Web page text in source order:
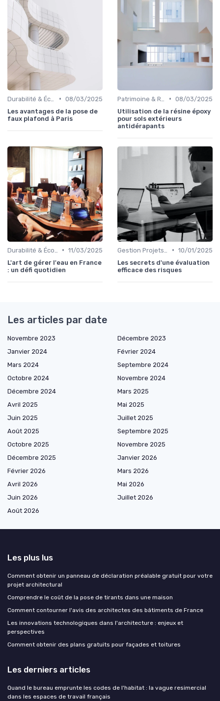
• 08/03/2025
Les avantages de la pose de
faux plafond à Paris
• 08/03/2025
Utilisation de la résine époxy
pour sols extérieurs
antidérapants
• 11/03/2025
L'art de gérer l'eau en France
: un défi quotidien
• 10/01/2025
Les secrets d'une évaluation
efficace des risques
Les articles par date
Novembre 2023
Décembre 2023
Janvier 2024
Février 2024
Mars 2024
Septembre 2024
Octobre 2024
Novembre 2024
Décembre 2024
Mars 2025
Avril 2025
Mai 2025
Juin 2025
Juillet 2025
Août 2025
Septembre 2025
Octobre 2025
Novembre 2025
Décembre 2025
Janvier 2026
Février 2026
Mars 2026
Avril 2026
Mai 2026
Juin 2026
Juillet 2026
Août 2026
Les plus lus
Comment obtenir un panneau de déclaration préalable gratuit pour votre
projet architectural
Comprendre le coût de la pose de tirants dans une maison
Comment contourner l'avis des architectes des bâtiments de France
Les innovations technologiques dans l'architecture : enjeux et
perspectives
Comment obtenir des plans gratuits pour façades et toitures
Les derniers articles
Quand le bureau emprunte les codes de l'habitat : la vague resimercial
dans les espaces de travail français